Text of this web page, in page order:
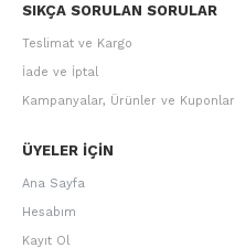
SIKÇA SORULAN SORULAR
Teslimat ve Kargo
İade ve İptal
Kampanyalar, Ürünler ve Kuponlar
ÜYELER IÇIN
Ana Sayfa
Hesabım
Kayıt Ol